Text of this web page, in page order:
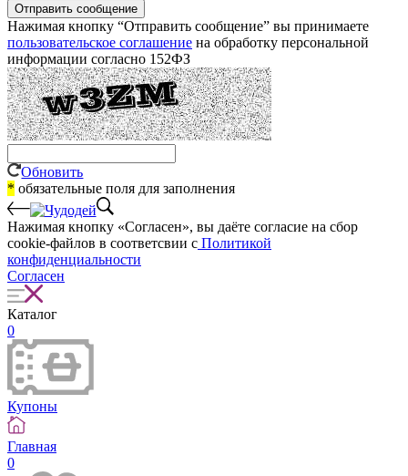
Отправить сообщение
Нажимая кнопку “Отправить сообщение” вы принимаете
пользовательское соглашение на обработку персональной
информации согласно 152ФЗ
Обновить
* обязательные поля для заполнения
Нажимая кнопку «Согласен», вы даёте cогласие на сбор
cookie-файлов в соответсвии с Политикой
конфиденциальности
Согласен
Каталог
0
Купоны
Главная
0